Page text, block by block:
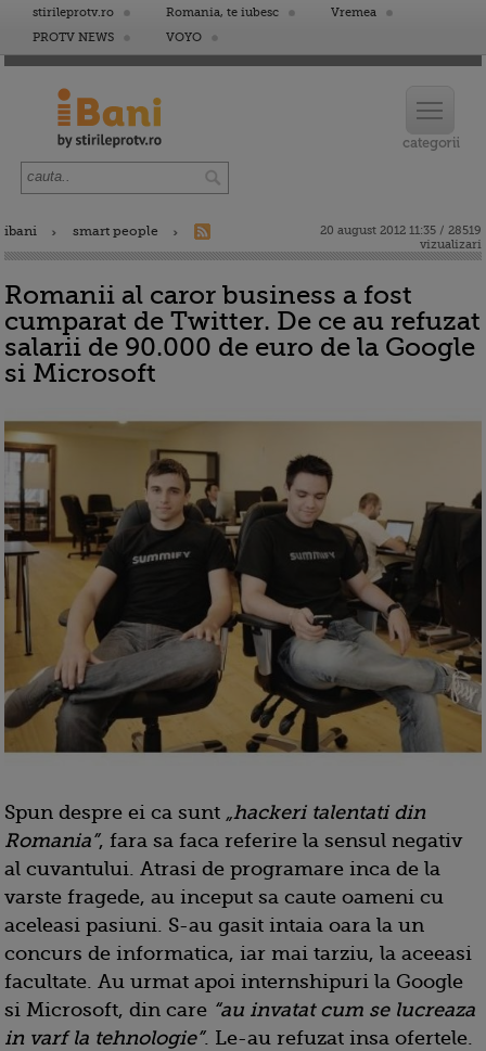
stirileprotv.ro Romania, te iubesc
Vremea
PROTV NEWS
VOYO
ibani smart people
20 august 2012 11:35 / 28519
vizualizari
Romanii al caror business a fost
cumparat de Twitter. De ce au refuzat
salarii de 90.000 de euro de la Google
si Microsoft
Spun despre ei ca sunt „hackeri talentati din
Romania”, fara sa faca referire la sensul negativ
al cuvantului. Atrasi de programare inca de la
varste fragede, au inceput sa caute oameni cu
aceleasi pasiuni. S-au gasit intaia oara la un
concurs de informatica, iar mai tarziu, la aceeasi
facultate. Au urmat apoi internshipuri la Google
si Microsoft, din care “au invatat cum se lucreaza
in varf la tehnologie”. Le-au refuzat insa ofertele.